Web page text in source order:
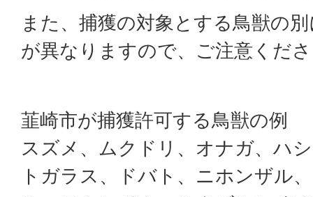
また、捕獲の対象とする鳥獣の
が異なりますので、ご注意くだ
韮崎市が捕獲許可する鳥獣の例
スズメ、ムクドリ、オナガ、ハ
トガラス、ドバト、ニホンザル